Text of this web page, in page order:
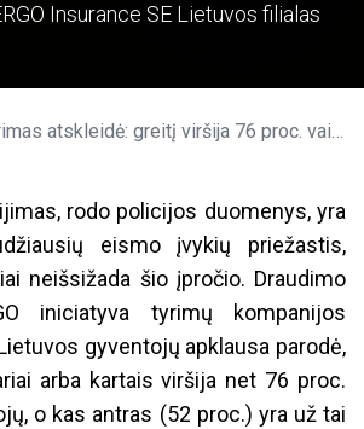
Insurance SE Lietuvos filialas
atskleidė: greitį viršija 76 proc. vairuotojų Lietuvoje, o kas antras yra už tai gavęs baudą
rodo policijos duomenys, yra
eismo įvykių priežastis,
neišsižada šio įpročio. Draudimo
iniciatyva tyrimų kompanijos
gyventojų apklausa parodė,
arba kartais viršija net 76 proc.
o kas antras (52 proc.) yra už tai